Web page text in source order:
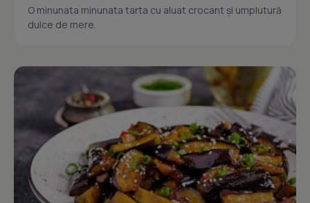
O minunata minunata tarta cu aluat crocant și umplutură
dulce de mere.